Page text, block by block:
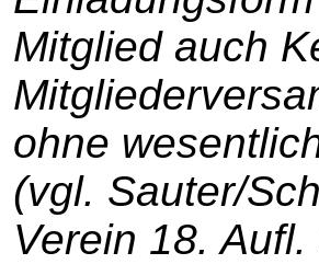
Mitglied auch
ohne
(vgl. Sauter/
Verein 18.